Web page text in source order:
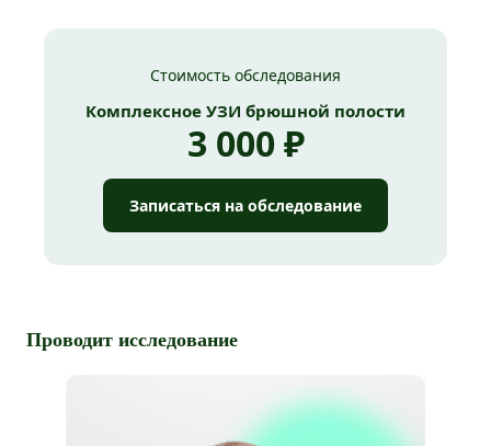
Стоимость обследования
Комплексное УЗИ брюшной полости
3 000 ₽
Записаться на обследование
Проводит исследование